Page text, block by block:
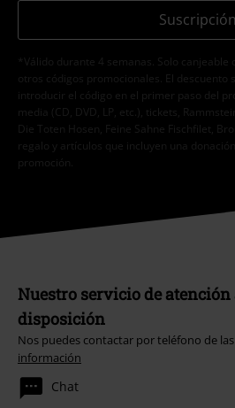
Suscripción
*Válido durante 4 semanas. Solo canjeable
otros códigos promocionales. El descuento
introducir el código en el primer paso del
media (CD, DVD, LP, etc.), tickets,
Die Toten Hosen, Feine Sahne Fischfilet,
regalo y artículos que incluyen una
promoción.
Nuestro servicio de atención
disposición
Nos puedes contactar por teléfono de las
información
Chat